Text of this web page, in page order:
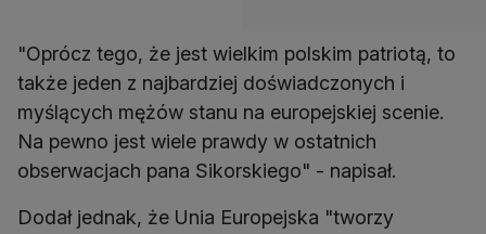
"Oprócz tego, że jest wielkim polskim patriotą, to
także jeden z najbardziej doświadczonych i
myślących mężów stanu na europejskiej scenie.
Na pewno jest wiele prawdy w ostatnich
obserwacjach pana Sikorskiego" - napisał.
Dodał jednak, że Unia Europejska "tworzy